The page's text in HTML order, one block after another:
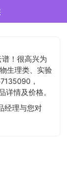
！很高兴为
生理类、实验
，
详情及价格。
经理与您对